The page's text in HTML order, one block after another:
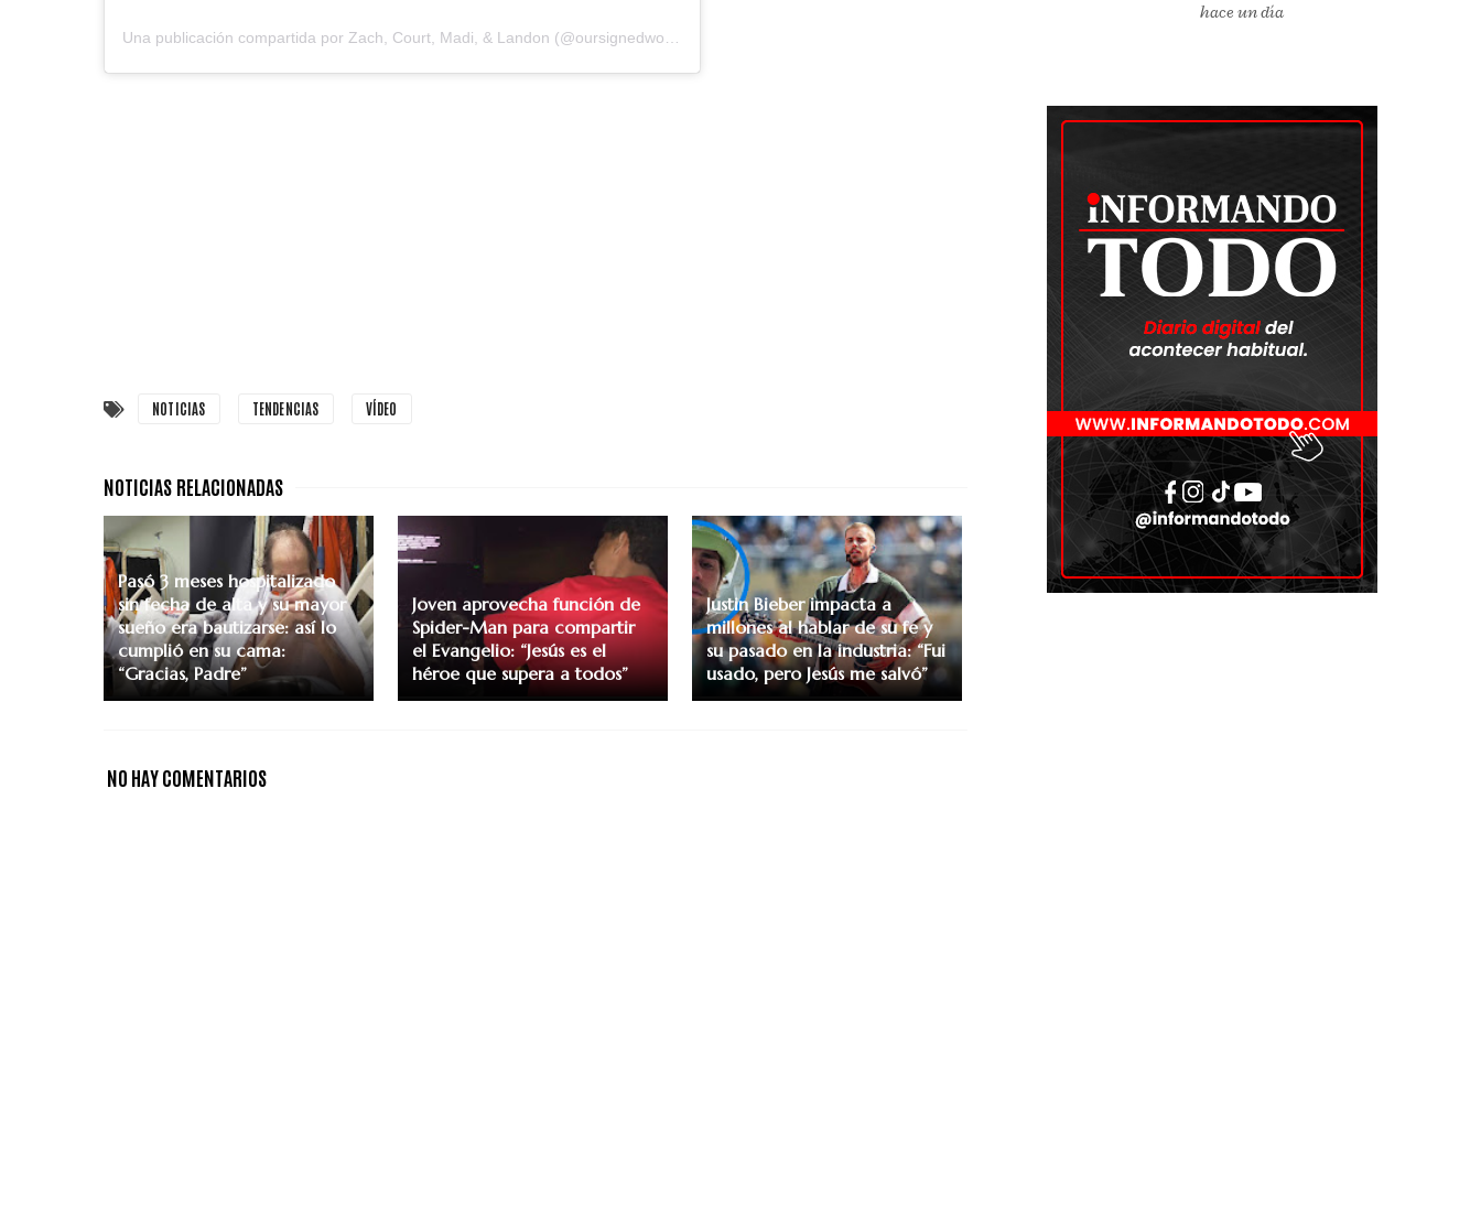
NOTICIAS TENDENCIAS VÍDEO
Pasó 3 meses hospitalizado
sin fecha de alta y su mayor
sueño era bautizarse: así lo
cumplió en su cama:
“Gracias, Padre”
Joven aprovecha función de
Spider-Man para compartir
el Evangelio: “Jesús es el
héroe que supera a todos”
Justin Bieber impacta a
millones al hablar de su fe y
su pasado en la industria: “Fui
usado, pero Jesús me salvó”
NO HAY COMENTARIOS
hace un día